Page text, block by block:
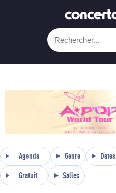
Agenda Genre Dates
Gratuit Salles